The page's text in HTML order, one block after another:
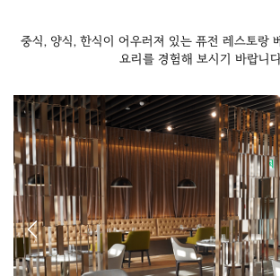
중식, 양식, 한식이 어우러져 있는 퓨전 레스토랑
요리를 경험해 보시기 바랍니
Previous